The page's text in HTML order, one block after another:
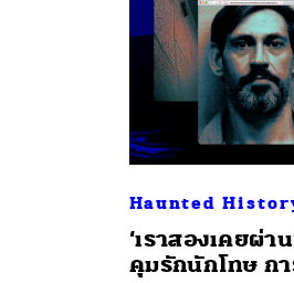
Haunted
‘เราสองเคยผ่า
คุมรักนักโทษ ก